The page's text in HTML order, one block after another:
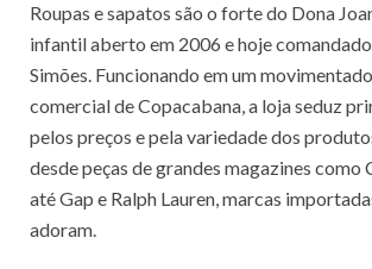
Roupas e sapatos são o forte do Dona
infantil aberto em 2006 e hoje
Simões. Funcionando em um
comercial de Copacabana, a loja seduz
pelos preços e pela variedade dos
desde peças de grandes magazines como
até Gap e Ralph Lauren, marcas
adoram.